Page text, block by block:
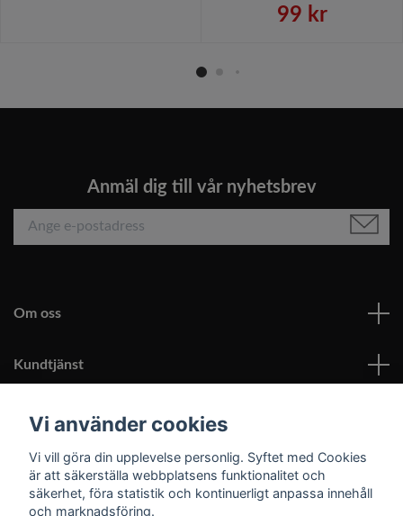
99 kr
Anmäl dig till vår nyhetsbrev
Om oss
Kundtjänst
Läs mer
Sociala medier
Vi använder cookies
Vi vill göra din upplevelse personlig. Syftet med Cookies
är att säkerställa webbplatsens funktionalitet och
säkerhet, föra statistik och kontinuerligt anpassa innehåll
och marknadsföring.